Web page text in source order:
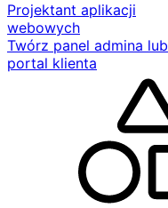
Projektant aplikacji
webowych
Twórz panel admina lub
portal klienta